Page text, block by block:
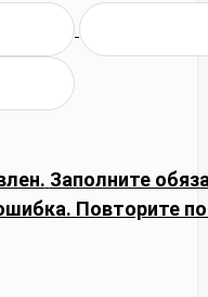
Заполните
Повторите